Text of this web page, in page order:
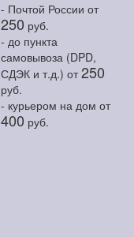
- Почтой России от
250 руб.
- до пункта
самовывоза (DPD,
СДЭК и т.д.) от250
руб.
- курьером на дом от
400 руб.